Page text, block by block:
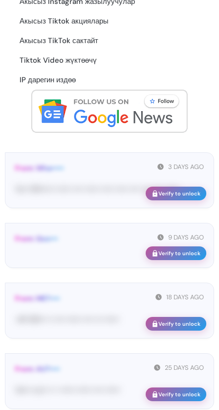
Акысыз Tiktok акциялары
Акысыз TikTok сактайт
Tiktok Video жүктөөчү
IP дарегин издөө
3 DAYS AGO
From: Wha•••••
Yo•• Wh••••• •••••• •••• •••••• ••••• ••••• •••• •••• •••• ••••••Verify to unlock
9 DAYS AGO
From: Goo•••
Verify to unlock
18 DAYS AGO
From: MET••••
Verify to unlock
25 DAYS AGO
From: AUT••••
Verify to unlock